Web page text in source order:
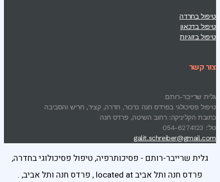
טיפול בחרדה
טיפול בדכאון
טיפול בזוגיות
צור קשר
גלית שרייבר-רותם
טיפול פסיכולגי בפרדס חנה כרכור, חדרה, קציר, חריש והסביבה
כתובת הקליניקה: רחוב השיטה, פרדס חנה
טל': 054-6274123
galit.schreiber@gmail.com
גלית שרייבר-רותם - פסיכותרפיה, טיפול פסיכולוגי בחדרה,
פרדס חנה ותל אביב
, פרדס חנה ותל אביב,
.